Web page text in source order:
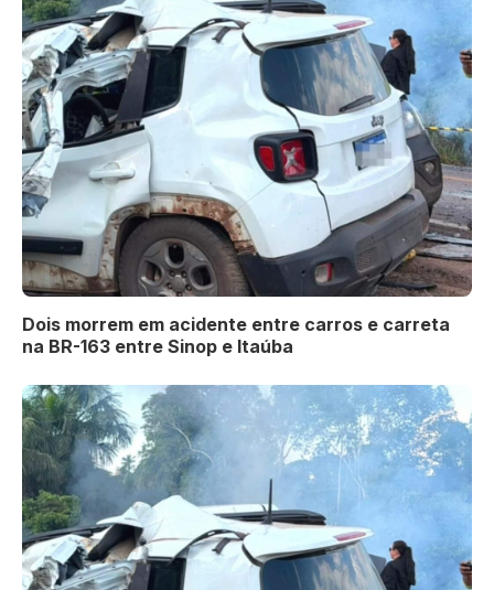
Dois morrem em acidente entre carros e carreta
na BR-163 entre Sinop e Itaúba